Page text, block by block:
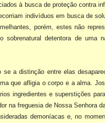
à busca de proteção contra
indivíduos em busca de
porém, estes não
osobrenatural detentora de uma
se adistinção entre elas
que afligia o corpo e a alma.
ingredientes e superstições
na freguesia de NossaSenhora
demoníacas e, no